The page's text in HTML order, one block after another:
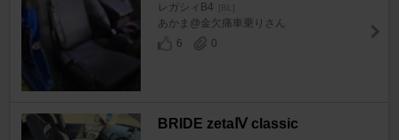
レガシィB4 [BL]
あかま@金欠痛車乗りさん
6
0
BRIDE zetaⅣ classic